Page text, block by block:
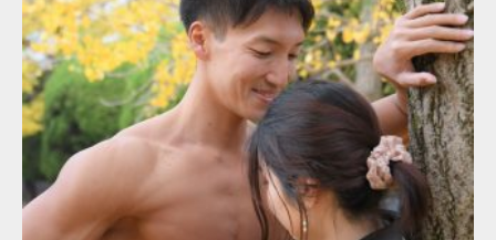
Update: 2021.07.8
Category:公園のマッチョ その他 AKIHITO(細マッチョ) 大胸筋 肩 腹
筋
ダウンロード